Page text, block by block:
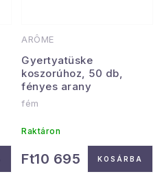
ARÔME
Gyertyatüske
koszorúhoz, 50 db,
fényes arany
fém
Raktáron
Ft10 695 KOSÁRBA